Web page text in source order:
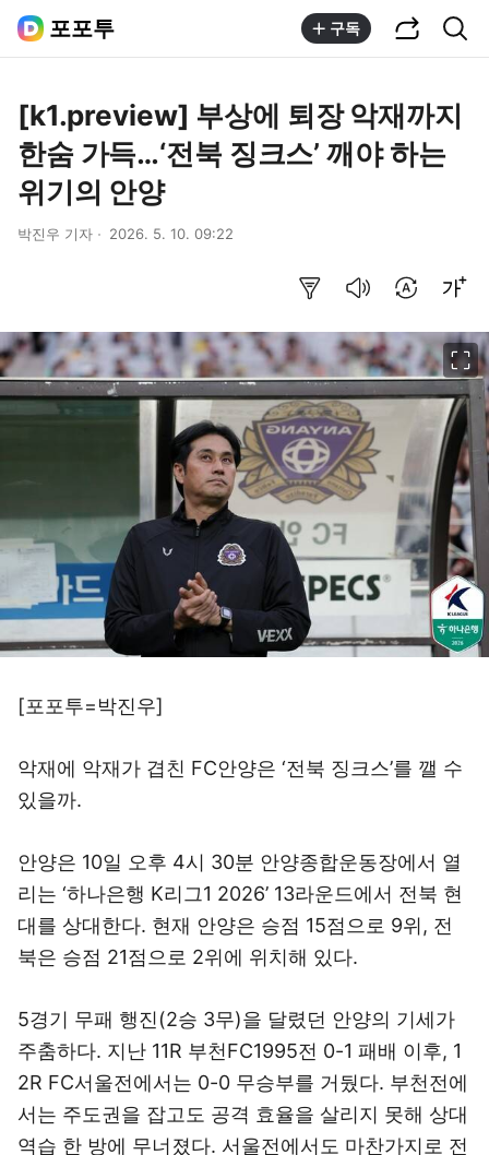
포포투 구독
[k1.preview] 부상에 퇴장 악재까지
한숨 가득…‘전북 징크스’ 깨야 하는
위기의 안양
박진우 기자 2026. 5. 10. 09:22
[포포투=박진우]
악재에 악재가 겹친 FC안양은 ‘전북 징크스’를 깰 수
있을까.
안양은 10일 오후 4시 30분 안양종합운동장에서 열
리는 ‘하나은행 K리그1 2026’ 13라운드에서 전북 현
대를 상대한다. 현재 안양은 승점 15점으로 9위, 전
북은 승점 21점으로 2위에 위치해 있다.
5경기 무패 행진(2승 3무)을 달렸던 안양의 기세가
주춤하다. 지난 11R 부천FC1995전 0-1 패배 이후, 1
2R FC서울전에서는 0-0 무승부를 거뒀다. 부천전에
서는 주도권을 잡고도 공격 효율을 살리지 못해 상대
역습 한 방에 무너졌다. 서울전에서도 마찬가지로 전